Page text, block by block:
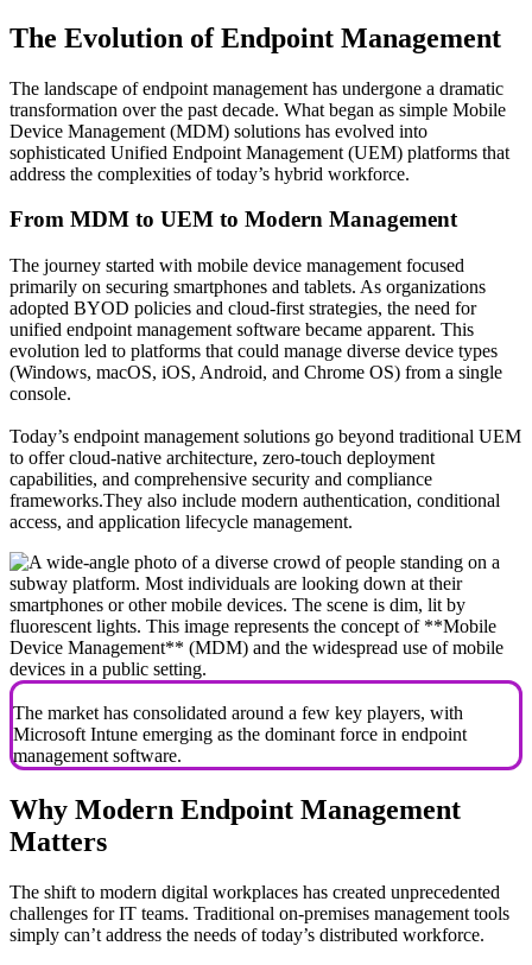
The Evolution of Endpoint Management
The landscape of endpoint management has undergone a dramatic
transformation over the past decade. What began as simple Mobile
Device Management (MDM) solutions has evolved into
sophisticated Unified Endpoint Management (UEM) platforms that
address the complexities of today’s hybrid workforce.
From MDM to UEM to Modern Management
The journey started with mobile device management focused
primarily on securing smartphones and tablets. As organizations
adopted BYOD policies and cloud-first strategies, the need for
unified endpoint management software became apparent. This
evolution led to platforms that could manage diverse device types
(Windows, macOS, iOS, Android, and Chrome OS) from a single
console.
Today’s endpoint management solutions go beyond traditional UEM
to offer cloud-native architecture, zero-touch deployment
capabilities, and comprehensive security and compliance
frameworks.They also include modern authentication, conditional
access, and application lifecycle management.
The market has consolidated around a few key players, with
Microsoft Intune emerging as the dominant force in endpoint
management software.
Why Modern Endpoint Management
Matters
The shift to modern digital workplaces has created unprecedented
challenges for IT teams. Traditional on-premises management tools
simply can’t address the needs of today’s distributed workforce.